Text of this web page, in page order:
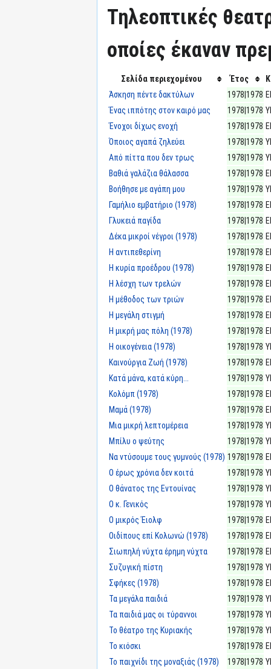
Τηλεοπτικές
οποίες έκαναν
Σελίδα περιεχομένου Έτος
Άσκηση πέντε δακτύλων
1978|1978
Ένας ιππότης στον καιρό μας
1978|1978
Ένοχοι δίχως ενοχή
1978|1978
Όποιος αγαπά ζηλεύει
1978|1978
Από πίττα που δεν τρως
1978|1978
Βαθιά γαλάζια θάλασσα
1978|1978
Βοήθησε με αγάπη μου
1978|1978
Γαμήλιο εμβατήριο (1978)
1978|1978
Γλυκειά παγίδα
1978|1978
Δέκα μικροί νέγροι (1978)
1978|1978
Η αντιπεθερίνη
1978|1978
Η κυρία προέδρου (1978)
1978|1978
Η λέσχη των τρελών
1978|1978
Η μέθοδος των τριών
1978|1978
Η μεγάλη στιγμή
1978|1978
Η μικρή μας πόλη (1978)
1978|1978
Η οικογένεια (1978)
1978|1978
Καινούργια Ζωή (1978)
1978|1978
Κατά μάνα, κατά κύρη...
1978|1978
Κολόμπ (1978)
1978|1978
Μαμά (1978)
1978|1978
Μια μικρή λεπτομέρεια
1978|1978
Μπίλυ ο ψεύτης
1978|1978
Να ντύσουμε τους γυμνούς (1978) 1978|1978
Ο έρως χρόνια δεν κοιτά
1978|1978
Ο θάνατος της Εντουίνας
1978|1978
Ο κ. Γενικός
1978|1978
Ο μικρός Έιολφ
1978|1978
Οιδίπους επί Κολωνώ (1978)
1978|1978
Σιωπηλή νύχτα έρημη νύχτα
1978|1978
Συζυγική πίστη
1978|1978
Σφήκες (1978)
1978|1978
Τα μεγάλα παιδιά
1978|1978
Τα παιδιά μας οι τύραννοι
1978|1978
Το θέατρο της Κυριακής
1978|1978
Το κιόσκι
1978|1978
Το παιχνίδι της μοναξιάς (1978)
1978|1978